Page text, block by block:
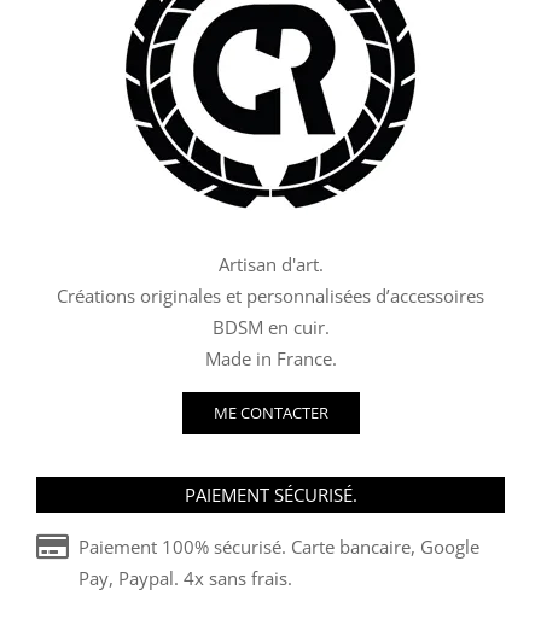
Artisan d'art.
Créations originales et personnalisées d’accessoires
BDSM en cuir.
Made in France.
ME CONTACTER
PAIEMENT SÉCURISÉ.
Paiement 100% sécurisé. Carte bancaire, Google
Pay, Paypal. 4x sans frais.